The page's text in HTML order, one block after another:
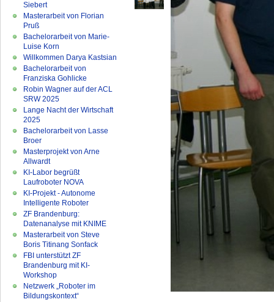
Siebert
Masterarbeit von Florian
Pruß
Bachelorarbeit von Marie-
Luise Korn
Willkommen Darya Kastsian
Bachelorarbeit von
Franziska Gohlicke
Robin Wagner auf der ACL
SRW 2025
Lange Nacht der Wirtschaft
2025
Bachelorarbeit von Lasse
Broer
Masterprojekt von Arne
Allwardt
KI-Labor begrüßt
Laufroboter NOVA
KI-Projekt - Autonome
Intelligente Roboter
ZF Brandenburg:
Datenanalyse mit KNIME
Masterarbeit von Steve
Boris Titinang Sonfack
FBI unterstützt ZF
Brandenburg mit KI-
Workshop
Netzwerk „Roboter im
Bildungskontext“